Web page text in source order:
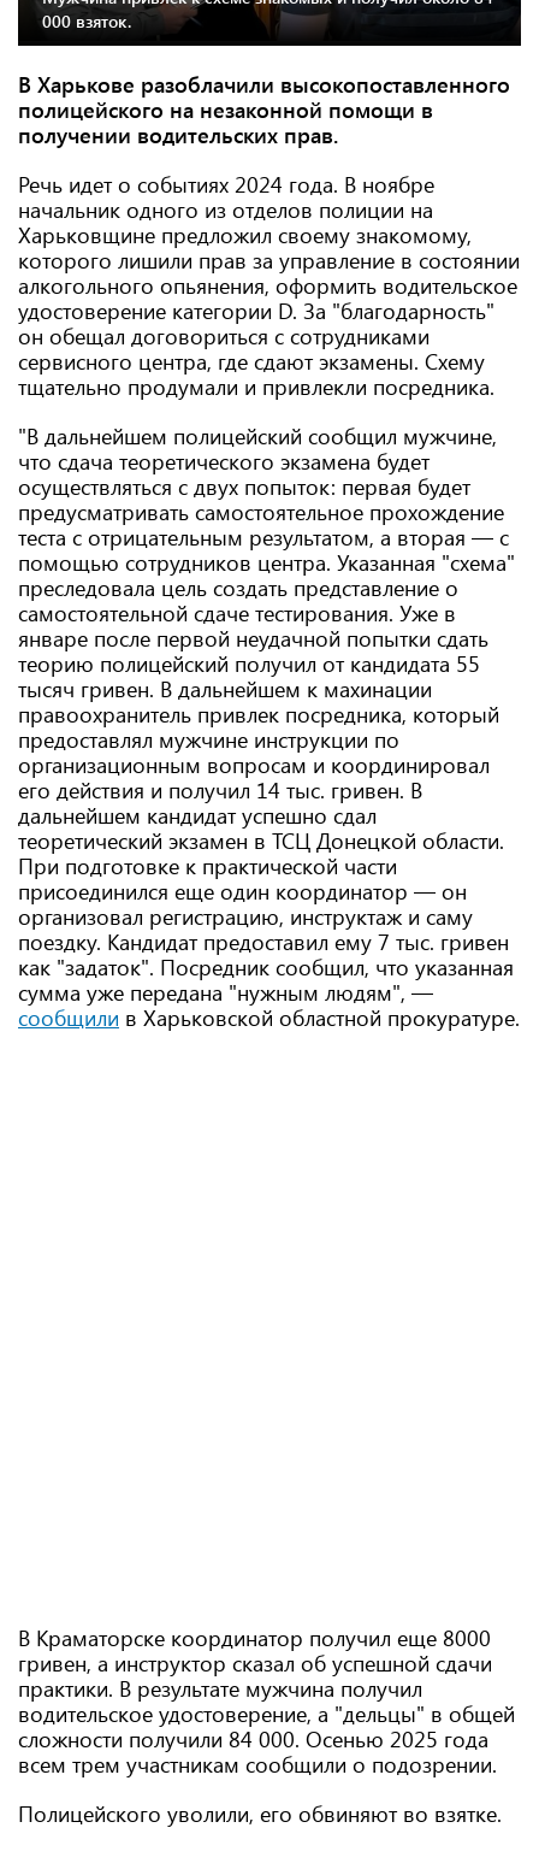
000 взяток.
В Харькове разоблачили высокопоставленного
полицейского на незаконной помощи в
получении водительских прав.
Речь идет о событиях 2024 года. В ноябре
начальник одного из отделов полиции на
Харьковщине предложил своему знакомому,
которого лишили прав за управление в состоянии
алкогольного опьянения, оформить водительское
удостоверение категории D. За "благодарность"
он обещал договориться с сотрудниками
сервисного центра, где сдают экзамены. Схему
тщательно продумали и привлекли посредника.
"В дальнейшем полицейский сообщил мужчине,
что сдача теоретического экзамена будет
осуществляться с двух попыток: первая будет
предусматривать самостоятельное прохождение
теста с отрицательным результатом, а вторая — с
помощью сотрудников центра. Указанная "схема"
преследовала цель создать представление о
самостоятельной сдаче тестирования. Уже в
январе после первой неудачной попытки сдать
теорию полицейский получил от кандидата 55
тысяч гривен. В дальнейшем к махинации
правоохранитель привлек посредника, который
предоставлял мужчине инструкции по
организационным вопросам и координировал
его действия и получил 14 тыс. гривен. В
дальнейшем кандидат успешно сдал
теоретический экзамен в ТСЦ Донецкой области.
При подготовке к практической части
присоединился еще один координатор — он
организовал регистрацию, инструктаж и саму
поездку. Кандидат предоставил ему 7 тыс. гривен
как "задаток". Посредник сообщил, что указанная
сумма уже передана "нужным людям", —
сообщили в Харьковской областной прокуратуре.
В Краматорске координатор получил еще 8000
гривен, а инструктор сказал об успешной сдачи
практики. В результате мужчина получил
водительское удостоверение, а "дельцы" в общей
сложности получили 84 000. Осенью 2025 года
всем трем участникам сообщили о подозрении.
Полицейского уволили, его обвиняют во взятке.